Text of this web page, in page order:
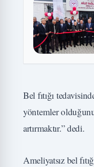
Bel fıtığı
yöntemler
artırmaktır.” dedi.
Ameliyatsız bel